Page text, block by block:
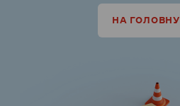
НА ГОЛОВНУ